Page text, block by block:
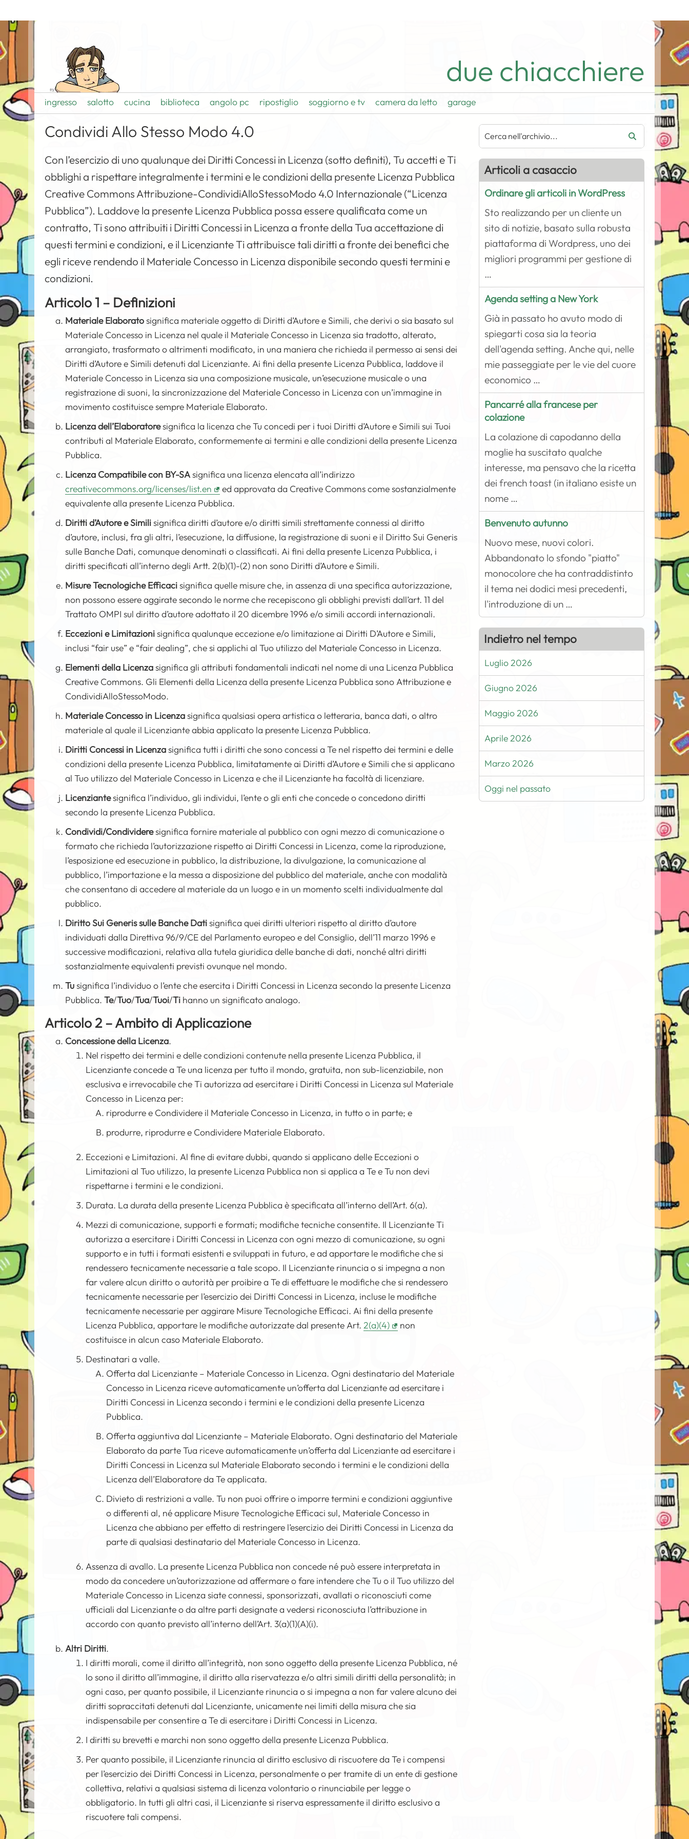
due chiacchiere
ingresso salotto cucina biblioteca angolo pc ripostiglio soggiorno e tv camera da letto garage
Condividi Allo Stesso Modo 4.0
Con l’esercizio di uno qualunque dei Diritti Concessi in Licenza (sotto definiti), Tu accetti e Ti
obblighi a rispettare integralmente i termini e le condizioni della presente Licenza Pubblica
Creative Commons Attribuzione-CondividiAlloStessoModo 4.0 Internazionale (“Licenza
Pubblica”). Laddove la presente Licenza Pubblica possa essere qualificata come un
contratto, Ti sono attribuiti i Diritti Concessi in Licenza a fronte della Tua accettazione di
questi termini e condizioni, e il Licenziante Ti attribuisce tali diritti a fronte dei benefici che
egli riceve rendendo il Materiale Concesso in Licenza disponibile secondo questi termini e
condizioni.
Articolo 1 – Definizioni
Materiale Elaboratosignifica materiale oggetto di Diritti d’Autore e Simili, che derivi o sia basato sul
Materiale Concesso in Licenza nel quale il Materiale Concesso in Licenza sia tradotto, alterato,
arrangiato, trasformato o altrimenti modificato, in una maniera che richieda il permesso ai sensi dei
Diritti d’Autore e Simili detenuti dal Licenziante. Ai fini della presente Licenza Pubblica, laddove il
Materiale Concesso in Licenza sia una composizione musicale, un’esecuzione musicale o una
registrazione di suoni, la sincronizzazione del Materiale Concesso in Licenza con un’immagine in
movimento costituisce sempre Materiale Elaborato.
Licenza dell’Elaboratoresignifica la licenza che Tu concedi per i tuoi Diritti d’Autore e Simili sui Tuoi
contributi al Materiale Elaborato, conformemente ai termini e alle condizioni della presente Licenza
Pubblica.
Licenza Compatibile con BY-SAsignifica una licenza elencata all’indirizzo
creativecommons.org/licenses/list.en
ed approvata da Creative Commons come sostanzialmente
equivalente alla presente Licenza Pubblica.
Diritti d’Autore e Similisignifica diritti d’autore e/o diritti simili strettamente connessi al diritto
d’autore, inclusi, fra gli altri, l’esecuzione, la diffusione, la registrazione di suoni e il Diritto Sui Generis
sulle Banche Dati, comunque denominati o classificati. Ai fini della presente Licenza Pubblica, i
diritti specificati all’interno degli Artt. 2(b)(1)-(2) non sono Diritti d’Autore e Simili.
Misure Tecnologiche Efficacisignifica quelle misure che, in assenza di una specifica autorizzazione,
non possono essere aggirate secondo le norme che recepiscono gli obblighi previsti dall’art. 11 del
Trattato OMPI sul diritto d’autore adottato il 20 dicembre 1996 e/o simili accordi internazionali.
Eccezioni e Limitazionisignifica qualunque eccezione e/o limitazione ai Diritti D’Autore e Simili,
inclusi “fair use” e “fair dealing”, che si applichi al Tuo utilizzo del Materiale Concesso in Licenza.
Elementi della Licenzasignifica gli attributi fondamentali indicati nel nome di una Licenza Pubblica
Creative Commons. Gli Elementi della Licenza della presente Licenza Pubblica sono Attribuzione e
CondividiAlloStessoModo.
Materiale Concesso in Licenzasignifica qualsiasi opera artistica o letteraria, banca dati, o altro
materiale al quale il Licenziante abbia applicato la presente Licenza Pubblica.
Diritti Concessi in Licenzasignifica tutti i diritti che sono concessi a Te nel rispetto dei termini e delle
condizioni della presente Licenza Pubblica, limitatamente ai Diritti d’Autore e Simili che si applicano
al Tuo utilizzo del Materiale Concesso in Licenza e che il Licenziante ha facoltà di licenziare.
Licenziantesignifica l’individuo, gli individui, l’ente o gli enti che concede o concedono diritti
secondo la presente Licenza Pubblica.
Condividi/Condivideresignifica fornire materiale al pubblico con ogni mezzo di comunicazione o
formato che richieda l’autorizzazione rispetto ai Diritti Concessi in Licenza, come la riproduzione,
l’esposizione ed esecuzione in pubblico, la distribuzione, la divulgazione, la comunicazione al
pubblico, l’importazione e la messa a disposizione del pubblico del materiale, anche con modalità
che consentano di accedere al materiale da un luogo e in un momento scelti individualmente dal
pubblico.
Diritto Sui Generis sulle Banche Datisignifica quei diritti ulteriori rispetto al diritto d’autore
individuati dalla Direttiva 96/9/CE del Parlamento europeo e del Consiglio, dell’11 marzo 1996 e
successive modificazioni, relativa alla tutela giuridica delle banche di dati, nonché altri diritti
sostanzialmente equivalenti previsti ovunque nel mondo.
Tusignifica l’individuo o l’ente che esercita i Diritti Concessi in Licenza secondo la presente Licenza
Pubblica.Te/Tuo/Tua/Tuoi/Ti hanno un significato analogo.
Articolo 2 – Ambito di Applicazione
Concessione della Licenza.
Nel rispetto dei termini e delle condizioni contenute nella presente Licenza Pubblica, il
Licenziante concede a Te una licenza per tutto il mondo, gratuita, non sub-licenziabile, non
esclusiva e irrevocabile che Ti autorizza ad esercitare i Diritti Concessi in Licenza sul Materiale
Concesso in Licenza per:
riprodurre e Condividere il Materiale Concesso in Licenza, in tutto o in parte; e
produrre, riprodurre e Condividere Materiale Elaborato.
Eccezioni e Limitazioni. Al fine di evitare dubbi, quando si applicano delle Eccezioni o
Limitazioni al Tuo utilizzo, la presente Licenza Pubblica non si applica a Te e Tu non devi
rispettarne i termini e le condizioni.
Durata. La durata della presente Licenza Pubblica è specificata all’interno dell’Art. 6(a).
Mezzi di comunicazione, supporti e formati; modifiche tecniche consentite. Il Licenziante Ti
autorizza a esercitare i Diritti Concessi in Licenza con ogni mezzo di comunicazione, su ogni
supporto e in tutti i formati esistenti e sviluppati in futuro, e ad apportare le modifiche che si
rendessero tecnicamente necessarie a tale scopo. Il Licenziante rinuncia o si impegna a non
far valere alcun diritto o autorità per proibire a Te di effettuare le modifiche che si rendessero
tecnicamente necessarie per l’esercizio dei Diritti Concessi in Licenza, incluse le modifiche
tecnicamente necessarie per aggirare Misure Tecnologiche Efficaci. Ai fini della presente
Licenza Pubblica, apportare le modifiche autorizzate dal presente Art.2(a)(4)
non
costituisce in alcun caso Materiale Elaborato.
Destinatari a valle.
Offerta dal Licenziante – Materiale Concesso in Licenza. Ogni destinatario del Materiale
Concesso in Licenza riceve automaticamente un’offerta dal Licenziante ad esercitare i
Diritti Concessi in Licenza secondo i termini e le condizioni della presente Licenza
Pubblica.
Offerta aggiuntiva dal Licenziante – Materiale Elaborato. Ogni destinatario del Materiale
Elaborato da parte Tua riceve automaticamente un’offerta dal Licenziante ad esercitare i
Diritti Concessi in Licenza sul Materiale Elaborato secondo i termini e le condizioni della
Licenza dell’Elaboratore da Te applicata.
Divieto di restrizioni a valle. Tu non puoi offrire o imporre termini e condizioni aggiuntive
o differenti al, né applicare Misure Tecnologiche Efficaci sul, Materiale Concesso in
Licenza che abbiano per effetto di restringere l’esercizio dei Diritti Concessi in Licenza da
parte di qualsiasi destinatario del Materiale Concesso in Licenza.
Assenza di avallo. La presente Licenza Pubblica non concede né può essere interpretata in
modo da concedere un’autorizzazione ad affermare o fare intendere che Tu o il Tuo utilizzo del
Materiale Concesso in Licenza siate connessi, sponsorizzati, avallati o riconosciuti come
ufficiali dal Licenziante o da altre parti designate a vedersi riconosciuta l’attribuzione in
accordo con quanto previsto all’interno dell’Art. 3(a)(1)(A)(i).
Altri Diritti.
I diritti morali, come il diritto all’integrità, non sono oggetto della presente Licenza Pubblica, né
lo sono il diritto all’immagine, il diritto alla riservatezza e/o altri simili diritti della personalità; in
ogni caso, per quanto possibile, il Licenziante rinuncia o si impegna a non far valere alcuno dei
diritti sopraccitati detenuti dal Licenziante, unicamente nei limiti della misura che sia
indispensabile per consentire a Te di esercitare i Diritti Concessi in Licenza.
I diritti su brevetti e marchi non sono oggetto della presente Licenza Pubblica.
Per quanto possibile, il Licenziante rinuncia al diritto esclusivo di riscuotere da Te i compensi
per l’esercizio dei Diritti Concessi in Licenza, personalmente o per tramite di un ente di gestione
collettiva, relativi a qualsiasi sistema di licenza volontario o rinunciabile per legge o
obbligatorio. In tutti gli altri casi, il Licenziante si riserva espressamente il diritto esclusivo a
riscuotere tali compensi.
Articoli a casaccio
Ordinare gli articoli in WordPress
Sto realizzando per un cliente un
sito di notizie, basato sulla robusta
piattaforma di Wordpress, uno dei
migliori programmi per gestione di
…
Agenda setting a New York
Già in passato ho avuto modo di
spiegarti cosa sia la teoria
dell'agenda setting. Anche qui, nelle
mie passeggiate per le vie del cuore
economico …
Pancarré alla francese per
colazione
La colazione di capodanno della
moglie ha suscitato qualche
interesse, ma pensavo che la ricetta
dei french toast (in italiano esiste un
nome …
Benvenuto autunno
Nuovo mese, nuovi colori.
Abbandonato lo sfondo "piatto"
monocolore che ha contraddistinto
il tema nei dodici mesi precedenti,
l'introduzione di un …
Indietro nel tempo
Luglio 2026
Giugno 2026
Maggio 2026
Aprile 2026
Marzo 2026
Oggi nel passato